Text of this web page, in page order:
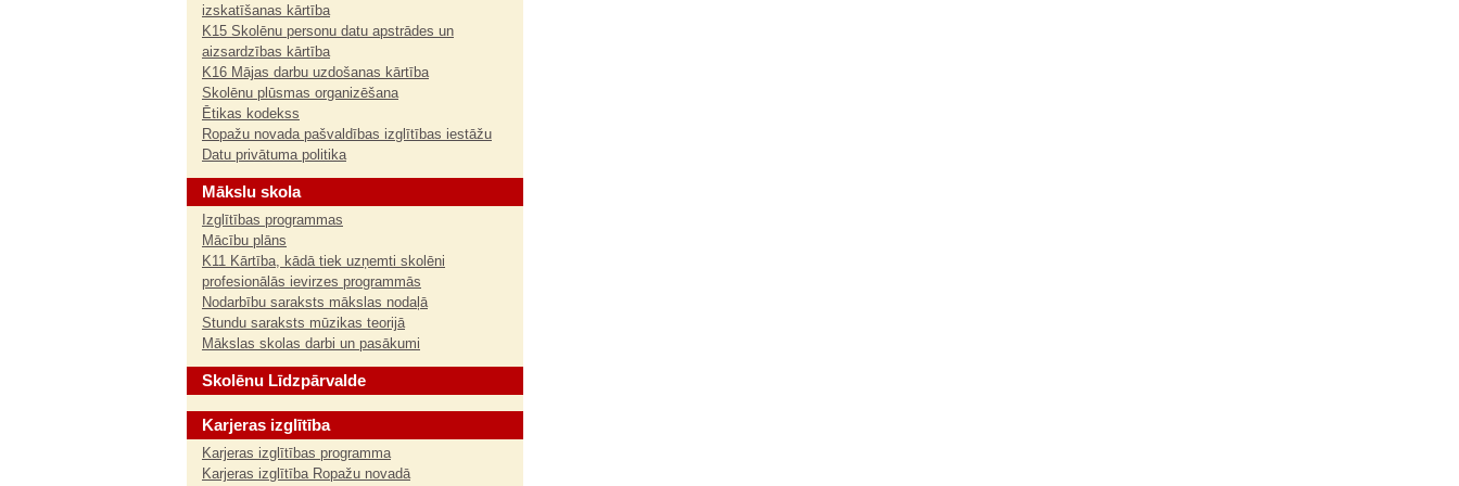
izskatīšanas kārtība
K15 Skolēnu personu datu apstrādes un
aizsardzības kārtība
K16 Mājas darbu uzdošanas kārtība
Skolēnu plūsmas organizēšana
Ētikas kodekss
Ropažu novada pašvaldības izglītības iestāžu
Datu privātuma politika
Mākslu skola
Izglītības programmas
Mācību plāns
K11 Kārtība, kādā tiek uzņemti skolēni
profesionālās ievirzes programmās
Nodarbību saraksts mākslas nodaļā
Stundu saraksts mūzikas teorijā
Mākslas skolas darbi un pasākumi
Skolēnu Līdzpārvalde
Karjeras izglītība
Karjeras izglītības programma
Karjeras izglītība Ropažu novadā